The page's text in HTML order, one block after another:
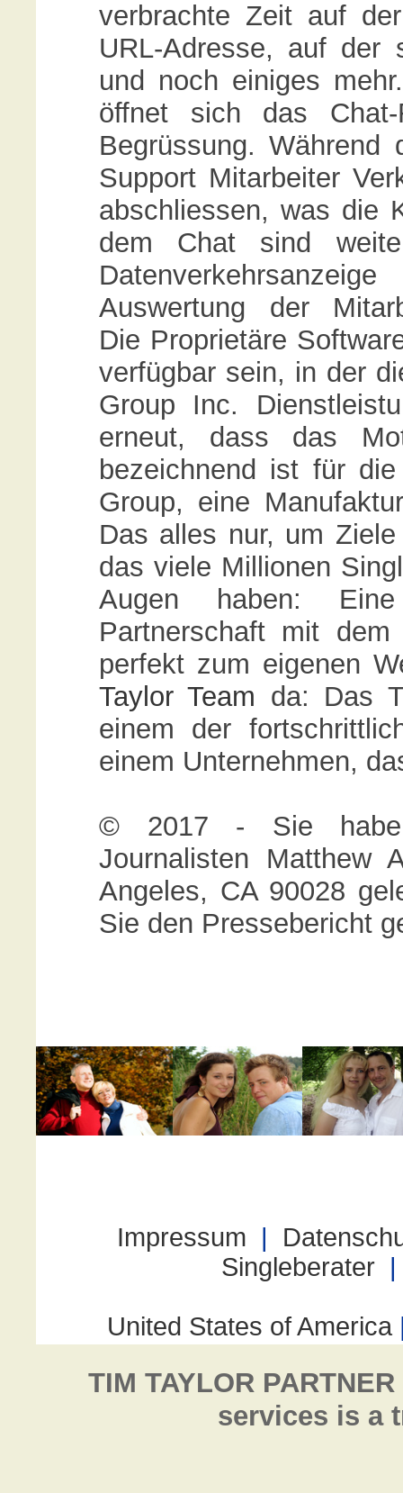
verbrachte Zeit auf
URL-Adresse, auf der
und noch einiges
öffnet sich das
Begrüssung. Während
Support Mitarbeiter
abschliessen, was die
dem Chat sind
Auswertung der
Die Proprietäre
verfügbar sein, in der
Group Inc.
erneut, dass das
bezeichnend ist für
Group, eine
Das alles nur, um
das viele Millionen
Augen haben:
Partnerschaft mit
perfekt zum eigenen
Taylor Team da: Das
einem der
einem Unternehmen,
© 2017 - Sie
Journalisten Matthew
Angeles, CA 90028
Sie den Pressebericht
TIM TAYLOR
services is a